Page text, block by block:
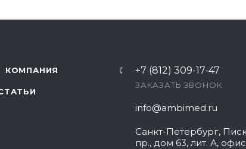
КОМПАНИЯ +7 (812) 309-17-47
ЗАКАЗАТЬ ЗВОНОК
info@ambimed.ru
Санкт-Петербург,
пр., дом 63, лит. А, офис